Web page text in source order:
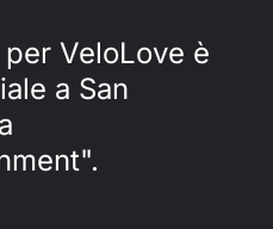
VeloLove è
a San